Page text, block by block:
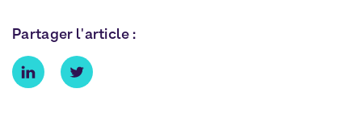
Partager l'article :